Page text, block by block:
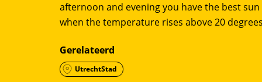
afternoon and evening you have the best
when the temperature rises above 20
Gerelateerd
UtrechtStad